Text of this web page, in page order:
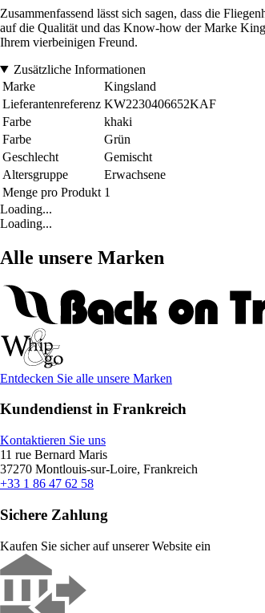
Zusammenfassend lässt sich sagen, dass die
auf die Qualität und das Know-how der Marke
Ihrem vierbeinigen Freund.
Zusätzliche Informationen
Marke
Kingsland
Lieferantenreferenz KW2230406652KAF
Farbe
khaki
Farbe
Grün
Geschlecht
Gemischt
Altersgruppe
Erwachsene
Menge pro Produkt 1
Loading...
Loading...
Alle unsere Marken
Entdecken Sie alle unsere Marken
Kundendienst in Frankreich
Kontaktieren Sie uns
11 rue Bernard Maris
37270 Montlouis-sur-Loire, Frankreich
+33 1 86 47 62 58
Sichere Zahlung
Kaufen Sie sicher auf unserer Website ein